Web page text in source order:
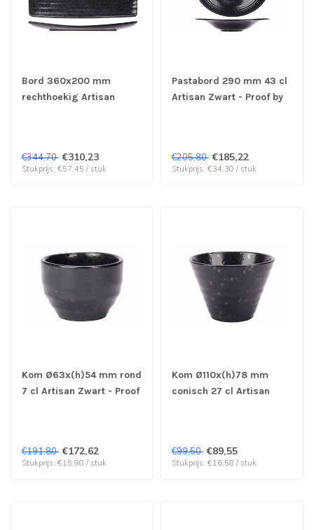
Bord 360x200 mm
rechthoekig Artisan
€344,70 €310,23
Stukprijs: €57,45 / stuk
Pastabord 290 mm 43 cl
Artisan Zwart - Proof by
€205,80 €185,22
Stukprijs: €34,30 / stuk
Kom Ø63x(h)54 mm rond
7 cl Artisan Zwart - Proof
€191,80 €172,62
Stukprijs: €15,98 / stuk
Kom Ø110x(h)78 mm
conisch 27 cl Artisan
€99,50 €89,55
Stukprijs: €16,58 / stuk